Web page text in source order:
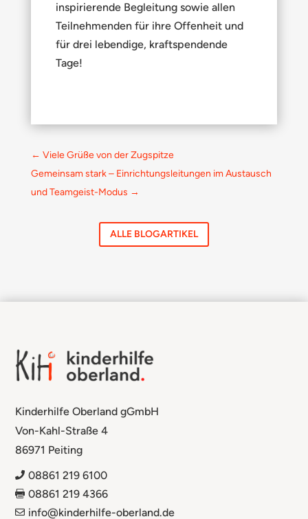
inspirierende Begleitung sowie allen
Teilnehmenden für ihre Offenheit und
für drei lebendige, kraftspendende
Tage!
← Viele Grüße von der Zugspitze
Gemeinsam stark – Einrichtungsleitungen im Austausch
und Teamgeist-Modus →
ALLE BLOGARTIKEL
Kinderhilfe Oberland gGmbH
Von-Kahl-Straße 4
86971 Peiting
 08861 219 6100
 08861 219 4366
 info@kinderhilfe-oberland.de